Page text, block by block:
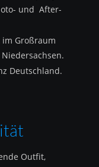
und  After-
im Großraum
Deutschland.
Outfit,